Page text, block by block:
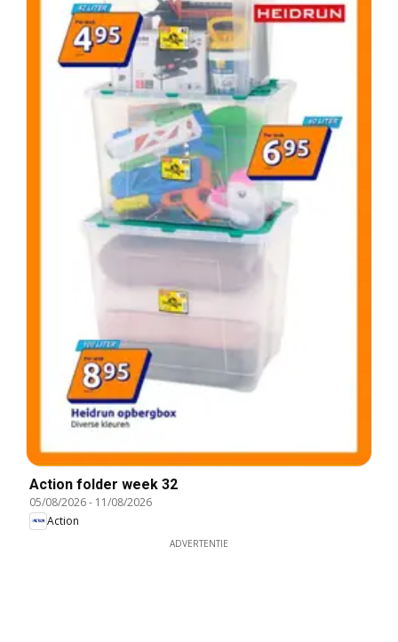
Action folder week 32
05/08/2026- 11/08/2026
Action
ADVERTENTIE